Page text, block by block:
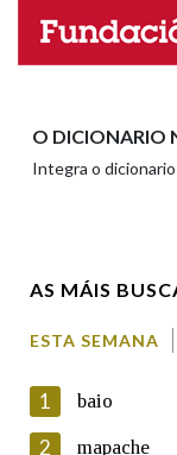
Marcas gramaticais
Nome
O DICIONARIO
Integra o
AS MÁIS
ESTA SEMANA
1 baio
2 mapache